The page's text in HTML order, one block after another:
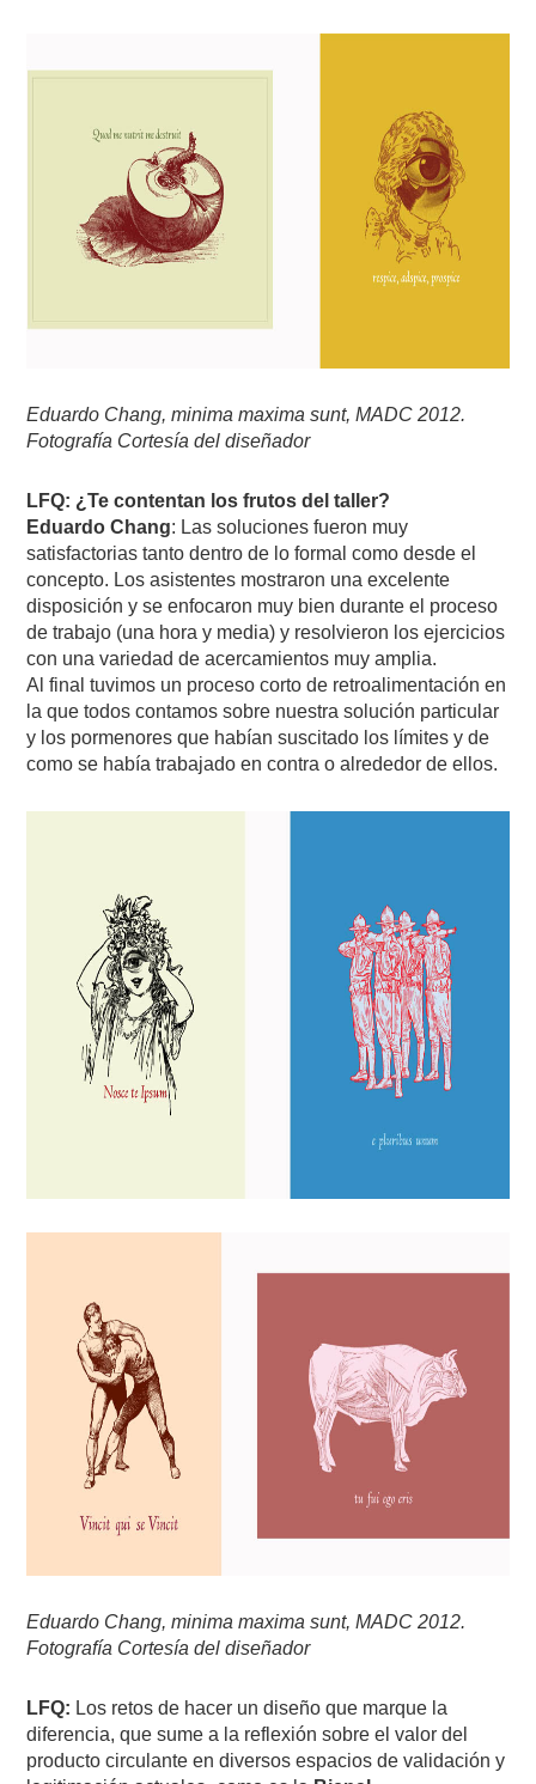
Eduardo Chang, minima maxima sunt, MADC 2012.
Fotografía Cortesía del diseñador
LFQ: ¿Te contentan los frutos del taller?
Eduardo Chang: Las soluciones fueron muy
satisfactorias tanto dentro de lo formal como desde el
concepto. Los asistentes mostraron una excelente
disposición y se enfocaron muy bien durante el proceso
de trabajo (una hora y media) y resolvieron los ejercicios
con una variedad de acercamientos muy amplia.
Al final tuvimos un proceso corto de retroalimentación en
la que todos contamos sobre nuestra solución particular
y los pormenores que habían suscitado los límites y de
como se había trabajado en contra o alrededor de ellos.
Eduardo Chang, minima maxima sunt, MADC 2012.
Fotografía Cortesía del diseñador
LFQ: Los retos de hacer un diseño que marque la
diferencia, que sume a la reflexión sobre el valor del
producto circulante en diversos espacios de validación y